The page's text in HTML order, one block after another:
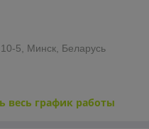
5, Минск, Беларусь
весь график работы